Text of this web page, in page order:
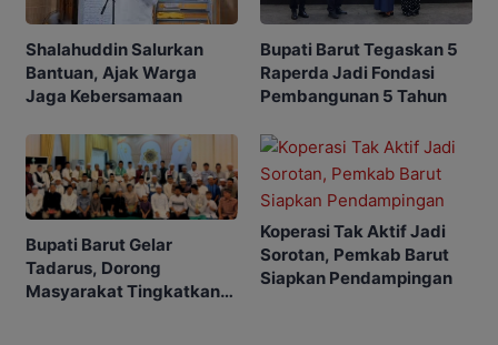
Shalahuddin Salurkan
Bantuan, Ajak Warga
Jaga Kebersamaan
Bupati Barut Tegaskan 5
Raperda Jadi Fondasi
Pembangunan 5 Tahun
Bupati Barut Gelar
Tadarus, Dorong
Masyarakat Tingkatkan
Koperasi Tak Aktif Jadi
Sorotan, Pemkab Barut
Siapkan Pendampingan